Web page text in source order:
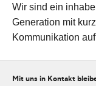
Wir sind ein
Generation mit
Kommunikation
Mit uns in Kontakt